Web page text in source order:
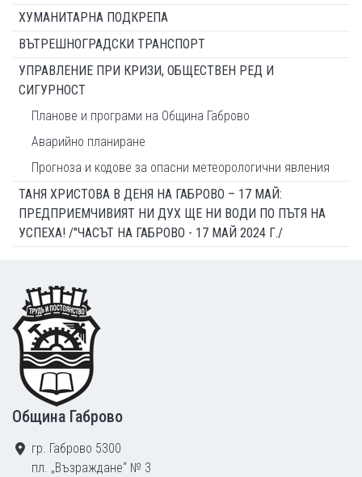
ХУМАНИТАРНА ПОДКРЕПА
ВЪТРЕШНОГРАДСКИ ТРАНСПОРТ
УПРАВЛЕНИЕ ПРИ КРИЗИ, ОБЩЕСТВЕН РЕД И
СИГУРНОСТ
Планове и програми на Община Габрово
Аварийно планиране
Прогноза и кодове за опасни метеорологични явления
ТАНЯ ХРИСТОВА В ДЕНЯ НА ГАБРОВО – 17 МАЙ:
ПРЕДПРИЕМЧИВИЯТ НИ ДУХ ЩЕ НИ ВОДИ ПО ПЪТЯ НА
УСПЕХА! /"ЧАСЪТ НА ГАБРОВО - 17 МАЙ 2024 Г./
Footer
Община Габрово
гр. Габрово 5300
пл. „Възраждане“ № 3